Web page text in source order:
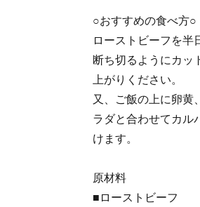
○おすすめの食べ方○
ローストビーフを半
断ち切るようにカッ
上がりください。
又、ご飯の上に卵黄
ラダと合わせてカル
けます。
原材料
■ローストビーフ